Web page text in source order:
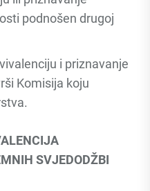
podnošen drugoj
i priznavanje
Komisija koju
SVJEDODŽBI